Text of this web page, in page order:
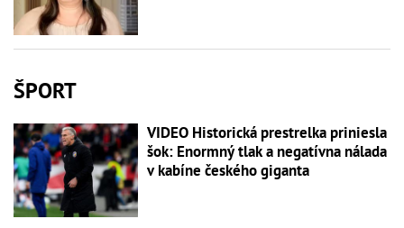
ŠPORT
VIDEO Historická prestrelka priniesla
šok: Enormný tlak a negatívna nálada
v kabíne českého giganta